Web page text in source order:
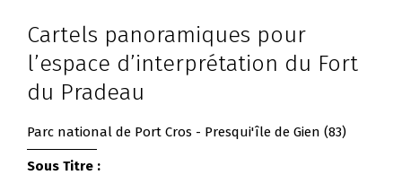
Cartels panoramiques pour
l’espace d’interprétation du Fort
du Pradeau
Parc national de Port Cros - Presqui'île de Gien (83)
Sous Titre :